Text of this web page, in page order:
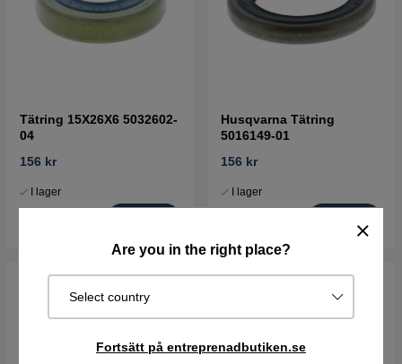
Are you in the right place?
Select country
Fortsätt på entreprenadbutiken.se
Tätring 15X26X6 5032602-
04
156 kr
I lager
Husqvarna Tätring
5016149-01
156 kr
I lager